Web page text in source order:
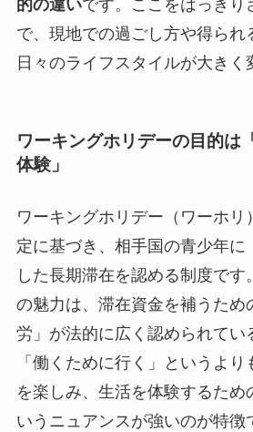
的の違いです。ここをはっきり
で、現地での過ごし方や得られ
日々のライフスタイルが大きく
ワーキングホリデーの目的は
体験」
ワーキングホリデー（ワーホリ
定に基づき、相手国の青少年に
した長期滞在を認める制度です
の魅力は、滞在資金を補うため
労」が法的に広く認められてい
「働くために行く」というよ
を楽しみ、生活を体験するため
いうニュアンスが強いのが特徴